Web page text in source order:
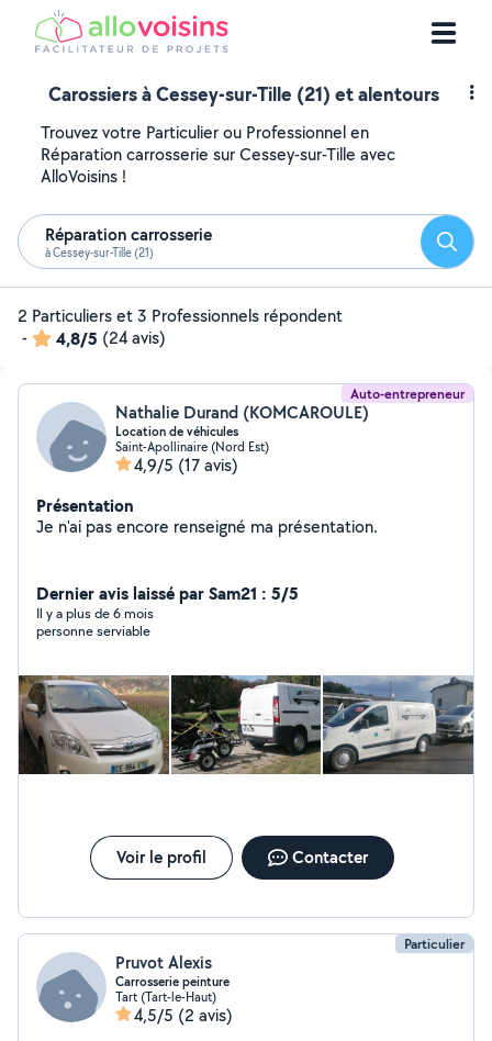
Carossiers à Cessey-sur-Tille (21) et alentours
Trouvez votre Particulier ou Professionnel en
Réparation carrosserie sur Cessey-sur-Tille avec
AlloVoisins !
Réparation carrosserie
à Cessey-sur-Tille (21)
2 Particuliers et 3 Professionnels répondent
-
4,8/5 (24 avis)
Auto-entrepreneur
Nathalie Durand (KOMCAROULE)
Location de véhicules
Saint-Apollinaire (Nord Est)
4,9/5 (17 avis)
Présentation
Je n'ai pas encore renseigné ma présentation.
Dernier avis laissé par Sam21 : 5/5
Il y a plus de 6 mois
personne serviable
Voir le profil Contacter
Particulier
Pruvot Alexis
Carrosserie peinture
Tart (Tart-le-Haut)
4,5/5 (2 avis)